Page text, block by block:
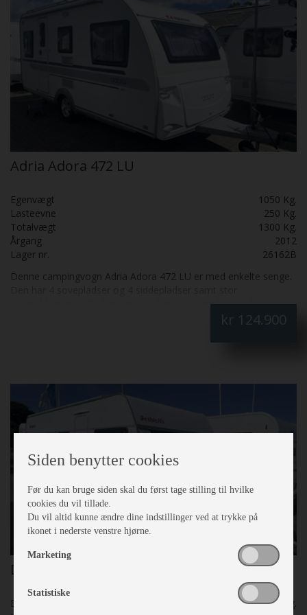
Adria Adora 472 LU
Egenvægt
1050 Kg.
Lasteevne
250 Kg.
Totalvægt
1300 Kg.
Årgang
2012
Lager nr.
26162B
Denne campingvogn Adria Adora 472 LU er med enkelte senge.
rundsiddegruppe. Et flot køkken, flot badeværelse med bruser
og bruseforhæng, enkelte senge med lameludtræk. Mover.
kr 124.900
Dethleffs Nomad 510 V
Egenvægt
1090 Kg.
Siden benytter cookies
Før du kan bruge siden skal du først tage stilling til hvilke
cookies du vil tillade.
Du vil altid kunne ændre dine indstillinger ved at trykke på
ikonet i nederste venstre hjørne.
Marketing
Statistiske